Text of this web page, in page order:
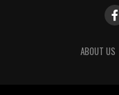
ABOUT US